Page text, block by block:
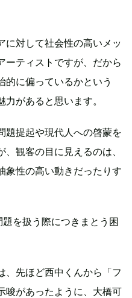
に対して社会性の高いメッ
ーティストですが、だから
的に偏っているかという
があると思います。
題提起や現代人への啓蒙を
観客の目に見えるのは、
象性の高い動きだったりす
を扱う際につきまとう困
、先ほど西中くんから「フ
唆があったように、大橋可